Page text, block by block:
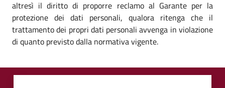
altresì il diritto di proporre reclamo al Garante per la
protezione dei dati personali, qualora ritenga che il
trattamento dei propri dati personali avvenga in violazione
di quanto previsto dalla normativa vigente.